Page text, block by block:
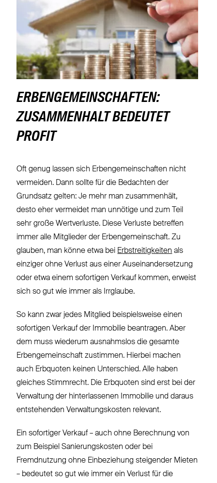
ERBENGEMEINSCHAFTEN:
ZUSAMMENHALT BEDEUTET
PROFIT
Oft genug lassen sich Erbengemeinschaften nicht
vermeiden. Dann sollte für die Bedachten der
Grundsatz gelten: Je mehr man zusammenhält,
desto eher vermeidet man unnötige und zum Teil
sehr große Wertverluste. Diese Verluste betreffen
immer alle Mitglieder der Erbengemeinschaft. Zu
glauben, man könne etwa bei Erbstreitigkeiten als
einziger ohne Verlust aus einer Auseinandersetzung
oder etwa einem sofortigen Verkauf kommen, erweist
sich so gut wie immer als Irrglaube.
So kann zwar jedes Mitglied beispielsweise einen
sofortigen Verkauf der Immobilie beantragen. Aber
dem muss wiederum ausnahmslos die gesamte
Erbengemeinschaft zustimmen. Hierbei machen
auch Erbquoten keinen Unterschied. Alle haben
gleiches Stimmrecht. Die Erbquoten sind erst bei der
Verwaltung der hinterlassenen Immobilie und daraus
entstehenden Verwaltungskosten relevant.
Ein sofortiger Verkauf – auch ohne Berechnung von
zum Beispiel Sanierungskosten oder bei
Fremdnutzung ohne Einbeziehung steigender Mieten
– bedeutet so gut wie immer ein Verlust für die